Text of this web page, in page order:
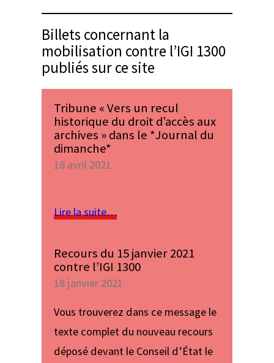
Billets concernant la
mobilisation contre l’IGI 1300
publiés sur ce site
Tribune « Vers un recul
historique du droit d’accès aux
archives » dans le *Journal du
dimanche*
18 avril 2021
Lire la suite…
Recours du 15 janvier 2021
contre l’IGI 1300
18 janvier 2021
Vous trouverez dans ce message le
texte complet du nouveau recours
déposé devant le Conseil d’État le